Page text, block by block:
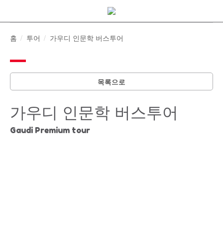
content
홈
투어 가우디 인문학 버스투어
목록으로
가우디 인문학 버스투어
Gaudi Premium tour